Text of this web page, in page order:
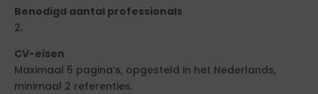
Benodigd aantal professionals
2.
CV-eisen
Maximaal 5 pagina’s, opgesteld in het Nederlands,
minimaal 2 referenties.